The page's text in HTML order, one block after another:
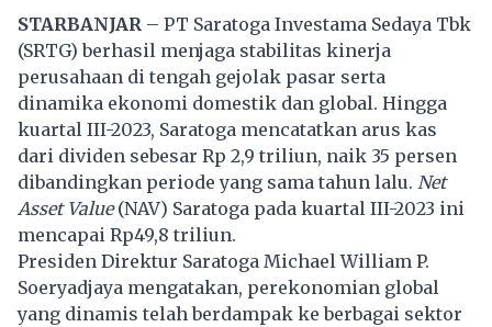
STARBANJAR – PT Saratoga Investama Sedaya Tbk
(SRTG) berhasil menjaga stabilitas kinerja
perusahaan di tengah gejolak pasar serta
dinamika ekonomi domestik dan global. Hingga
kuartal III-2023, Saratoga mencatatkan arus kas
dari dividen sebesar Rp 2,9 triliun, naik 35 persen
dibandingkan periode yang sama tahun lalu. Net
Asset Value(NAV) Saratoga pada kuartal III-2023 ini
mencapai Rp49,8 triliun.
Presiden Direktur Saratoga Michael William P.
Soeryadjaya mengatakan, perekonomian global
yang dinamis telah berdampak ke berbagai sektor